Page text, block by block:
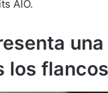
AIO.
los flancos